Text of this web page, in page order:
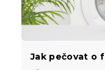
Jak pečovat o